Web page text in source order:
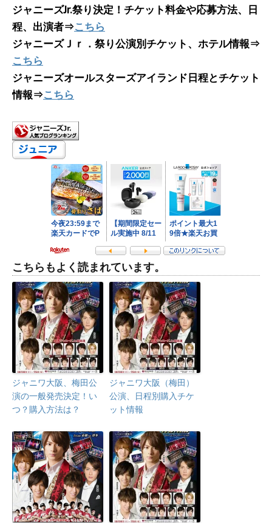
ジャニーズJr.祭り決定！チケット料金や応募方法、日
程、出演者⇒こちら
ジャニーズＪｒ．祭り公演別チケット、ホテル情報⇒
こちら
ジャニーズオールスターズアイランド日程とチケット
情報⇒こちら
こちらもよく読まれています。
ジャニワ大阪、梅田公
演の一般発売決定！い
つ？購入方法は？
ジャニワ大阪（梅田）
公演、日程別購入チケ
ット情報